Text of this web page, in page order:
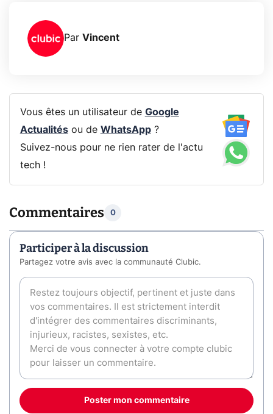
Par Vincent
Vous êtes un utilisateur de Google
Actualitésou de WhatsApp?
Suivez-nous pour ne rien rater de l'actu
tech !
Commentaires 0
Participer à la discussion
Partagez votre avis avec la communauté Clubic.
Poster mon commentaire